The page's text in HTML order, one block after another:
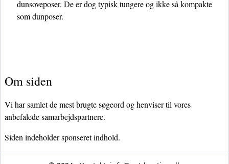
dunsoveposer. De er dog typisk tungere og ikke så kompakte
som dunposer.
Om siden
Vi har samlet de mest brugte søgeord og henviser til vores
anbefalede samarbejdspartnere.
Siden indeholder sponseret indhold.